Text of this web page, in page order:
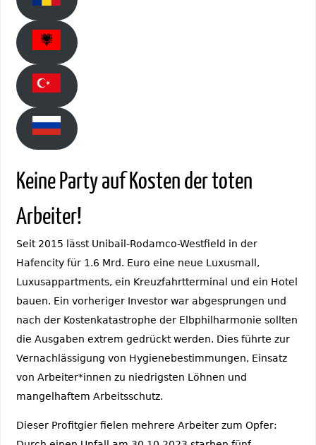
Keine Party auf Kosten der toten
Arbeiter!
Seit 2015 lässt Unibail-Rodamco-Westfield in der
Hafencity für 1.6 Mrd. Euro eine neue Luxusmall,
Luxusappartments, ein Kreuzfahrtterminal und ein Hotel
bauen. Ein vorheriger Investor war abgesprungen und
nach der Kostenkatastrophe der Elbphilharmonie sollten
die Ausgaben extrem gedrückt werden. Dies führte zur
Vernachlässigung von Hygienebestimmungen, Einsatz
von Arbeiter*innen zu niedrigsten Löhnen und
mangelhaftem Arbeitsschutz.
Dieser Profitgier fielen mehrere Arbeiter zum Opfer: